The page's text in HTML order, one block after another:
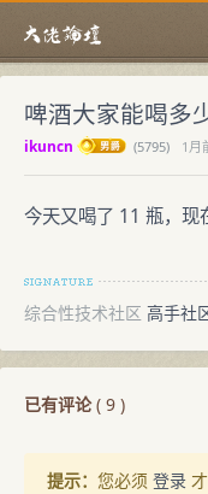
啤酒大家能喝多
ikuncn (5795) 1月
今天又喝了 11 瓶，现
综合性技术社区 高手社
已有评论( 9 )
提示： 您必须 登录